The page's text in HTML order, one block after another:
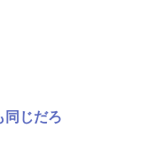
同じだろ